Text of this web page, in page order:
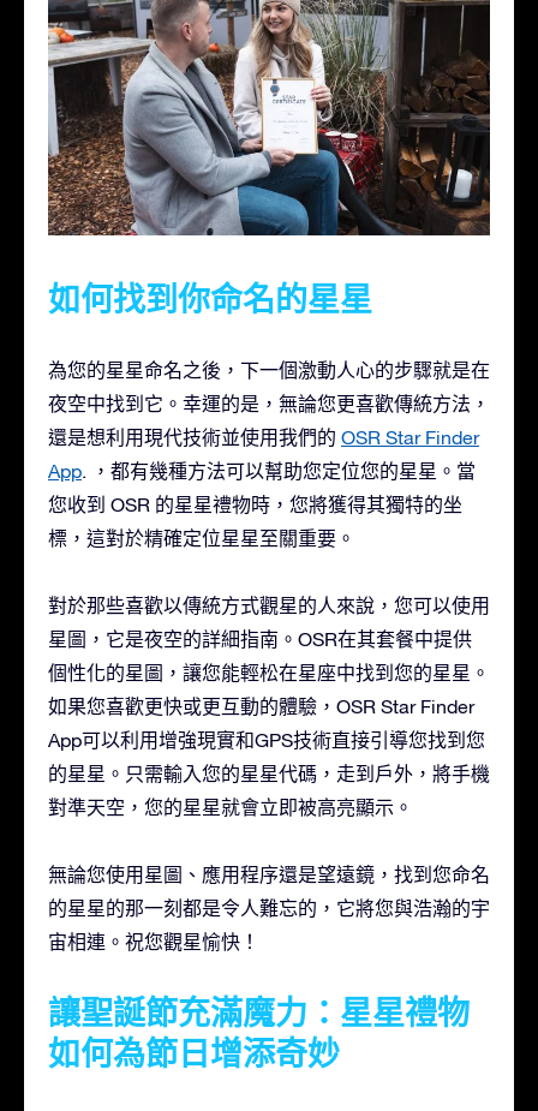
如何找到你命名的星星
為您的星星命名之後，下一個激動人心的步驟就是在
夜空中找到它。幸運的是，無論您更喜歡傳統方法，
還是想利用現代技術並使用我們的 OSR Star Finder
App. ，都有幾種方法可以幫助您定位您的星星。當
您收到 OSR 的星星禮物時，您將獲得其獨特的坐
標，這對於精確定位星星至關重要。
對於那些喜歡以傳統方式觀星的人來說，您可以使用
星圖，它是夜空的詳細指南。OSR在其套餐中提供
個性化的星圖，讓您能輕松在星座中找到您的星星。
如果您喜歡更快或更互動的體驗，OSR Star Finder
App可以利用增強現實和GPS技術直接引導您找到您
的星星。只需輸入您的星星代碼，走到戶外，將手機
對準天空，您的星星就會立即被高亮顯示。
無論您使用星圖、應用程序還是望遠鏡，找到您命名
的星星的那一刻都是令人難忘的，它將您與浩瀚的宇
宙相連。祝您觀星愉快！
讓聖誕節充滿魔力：星星禮物
如何為節日增添奇妙